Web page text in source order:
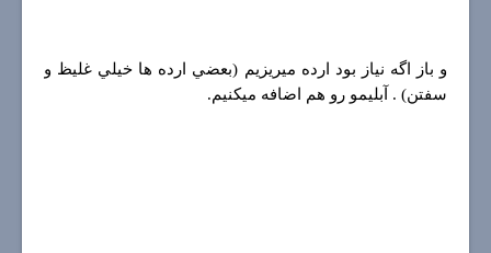
و باز اگه نياز بود ارده ميريزيم (بعضي ارده ها خيلي غليظ و
سفتن) . آبليمو رو هم اضافه ميكنيم.